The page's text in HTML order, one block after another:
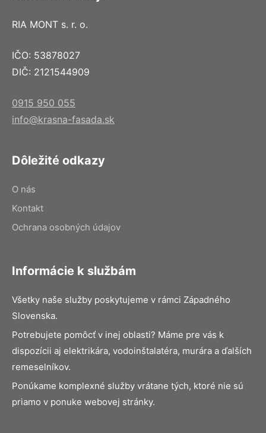
RIA MONT s. r. o.
IČO: 53878027
DIČ: 2121544909
0915 950 055
info@krasna-fasada.sk
Dôležité odkazy
O nás
Kontakt
Ochrana osobných údajov
Informácie k službám
Všetky naše služby poskytujeme v rámci Západného
Slovenska.
Potrebujete pomôcť v inej oblasti? Máme pre vás k
dispozícii aj elektrikára, vodoinštalatéra, murára a ďalších
remeselníkov.
Ponúkame komplexné služby vrátane tých, ktoré nie sú
priamo v ponuke webovej stránky.